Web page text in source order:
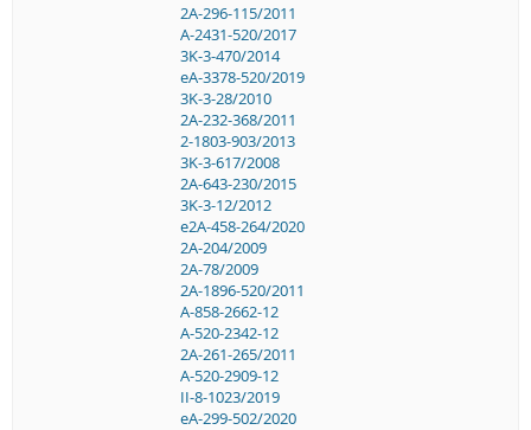
2A-296-115/2011
A-2431-520/2017
3K-3-470/2014
eA-3378-520/2019
3K-3-28/2010
2A-232-368/2011
2-1803-903/2013
3K-3-617/2008
2A-643-230/2015
3K-3-12/2012
e2A-458-264/2020
2A-204/2009
2A-78/2009
2A-1896-520/2011
A-858-2662-12
A-520-2342-12
2A-261-265/2011
A-520-2909-12
II-8-1023/2019
eA-299-502/2020